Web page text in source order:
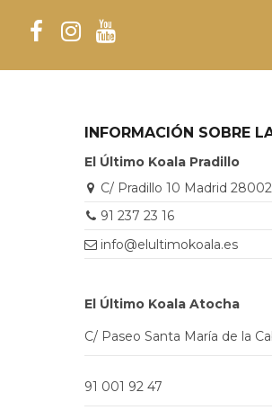
INFORMACIÓN SOBRE
El Último Koala Pradillo
C/ Pradillo 10 Madrid 28002
91 237 23 16
info@elultimokoala.es
El Último Koala Atocha
C/ Paseo Santa María de la
91 001 92 47